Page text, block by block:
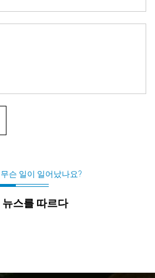
슨 일이 일어났나요?
뉴스를 따르다